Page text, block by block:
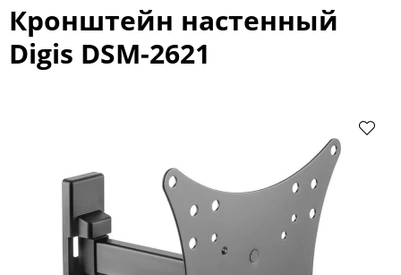
Кронштейн настенный
Digis DSM-2621